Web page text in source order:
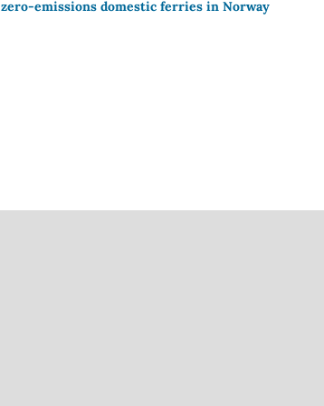
emissions domestic ferries in Norway